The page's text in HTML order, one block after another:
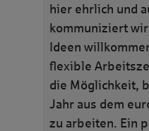
hier ehrlich und
kommuniziert
Ideen
flexible
die Möglichkeit,
Jahr aus dem
zu arbeiten. Ein